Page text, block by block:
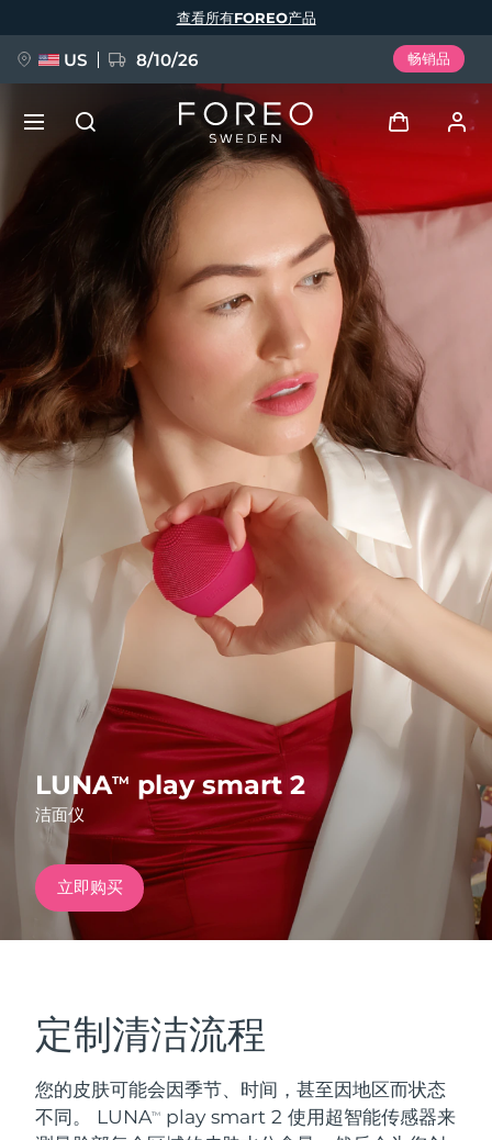
LUNATM play smart 2
洁面仪
立即购买
定制清洁流程
您的皮肤可能会因季节、时间，甚至因地区而状态
不同。 LUNATM
play smart 2 使用超智能传感器来
查看所有FOREO产品
US 8/10/26 畅销品
登录
我的设备
我的订单
我的地址
我的订阅
FAQ™ Pure Beauty-Tech Elixir
BREAKING NEWS
issa™ Teeth Whitening Set
FAQ™ Dual LED Panel
热门产品
特别优惠 畅销产品
红光疗法
面部清洁 紧致提拉
语言
English Deutsch
Español
Français
Português
Polski
Svenska
Русский
Türkçe
简体中文 繁體中文
发货国家
美国 预计送达日期 8/10/26
英国 预计送达日期 8/9/26
西班牙 预计送达日期8/9/26
澳大利亚 预计送达日期 8/12/26
预计送达日期
德国 预计送达日期
加拿大
奥地利
比利时 预计送达日期8/9/26